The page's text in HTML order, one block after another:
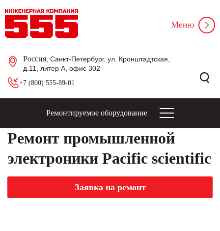
Россия , Санкт-Петербург, ул. Кронштадтская,
д.11, литер А, офис 302
+7 (800) 555-89-01
Меню
Ремонтируемое оборудование
Ремонт промышленной
электроники Pacific scientifiс
Заявка на ремонт